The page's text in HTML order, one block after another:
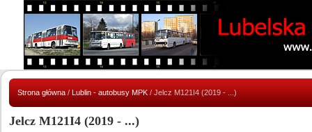
Strona główna / Lublin - autobusy MPK / Jelcz M121I4 (2019 - ...)
Jelcz M121I4 (2019 - ...)